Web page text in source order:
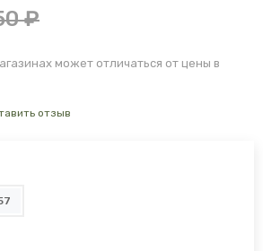
₽
может отличаться от цены в
отзыв